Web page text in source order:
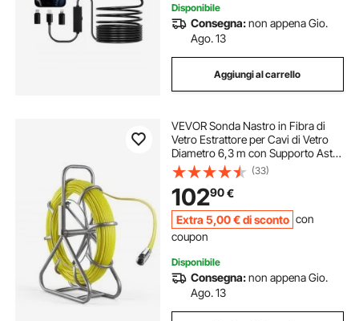
Disponibile
Consegna:non appena Gio.
Ago. 13
Aggiungi al carrello
VEVOR Sonda Nastro in Fibra di
Vetro Estrattore per Cavi di Vetro
Diametro 6,3 m con Supporto Asta
per Cavi Lunghezza 100 m Non
Conduttivo, Tiracavi per Gestione di
Cablaggio 2 Testine di Ricambio
(33)
10290€
Extra 5,00 €di sconto con
coupon
Disponibile
Consegna:non appena Gio.
Ago. 13